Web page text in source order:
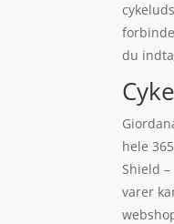
du
hele
Shield
varer